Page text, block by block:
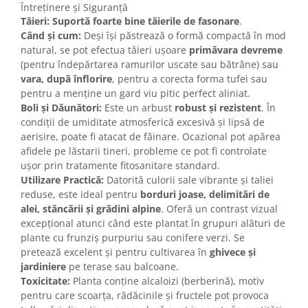
Întreținere și Siguranță
Tăieri: Suportă foarte bine tăierile de fasonare.
Când și cum: Deși își păstrează o formă compactă în mod
natural, se pot efectua tăieri ușoare primăvara devreme
(pentru îndepărtarea ramurilor uscate sau bătrâne) sau
vara, după înflorire, pentru a corecta forma tufei sau
pentru a menține un gard viu pitic perfect aliniat.
Boli și Dăunători: Este un arbust robust și rezistent. În
condiții de umiditate atmosferică excesivă și lipsă de
aerisire, poate fi atacat de făinare. Ocazional pot apărea
afidele pe lăstarii tineri, probleme ce pot fi controlate
ușor prin tratamente fitosanitare standard.
Utilizare Practică: Datorită culorii sale vibrante și taliei
reduse, este ideal pentru borduri joase, delimitări de
alei, stâncării și grădini alpine. Oferă un contrast vizual
excepțional atunci când este plantat în grupuri alături de
plante cu frunziș purpuriu sau conifere verzi. Se
pretează excelent și pentru cultivarea în ghivece și
jardiniere pe terase sau balcoane.
Toxicitate: Planta conține alcaloizi (berberină), motiv
pentru care scoarța, rădăcinile și fructele pot provoca